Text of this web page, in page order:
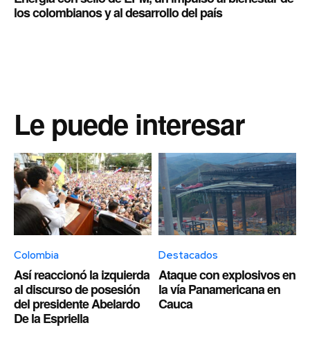
los colombianos y al desarrollo del país
Le puede interesar
Colombia
Así reaccionó la izquierda
al discurso de posesión
del presidente Abelardo
De la Espriella
Destacados
Ataque con explosivos en
la vía Panamericana en
Cauca